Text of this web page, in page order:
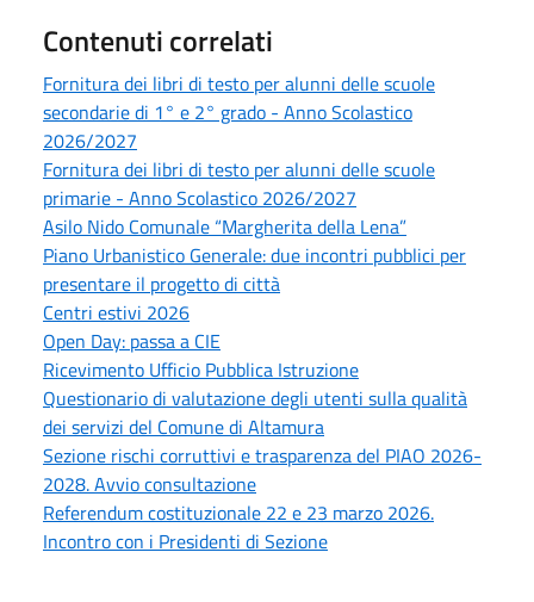
Contenuti correlati
Fornitura dei libri di testo per alunni delle scuole
secondarie di 1° e 2° grado - Anno Scolastico
2026/2027
Fornitura dei libri di testo per alunni delle scuole
primarie - Anno Scolastico 2026/2027
Asilo Nido Comunale “Margherita della Lena”
Piano Urbanistico Generale: due incontri pubblici per
presentare il progetto di città
Centri estivi 2026
Open Day: passa a CIE
Ricevimento Ufficio Pubblica Istruzione
Questionario di valutazione degli utenti sulla qualità
dei servizi del Comune di Altamura
Sezione rischi corruttivi e trasparenza del PIAO 2026-
2028. Avvio consultazione
Referendum costituzionale 22 e 23 marzo 2026.
Incontro con i Presidenti di Sezione